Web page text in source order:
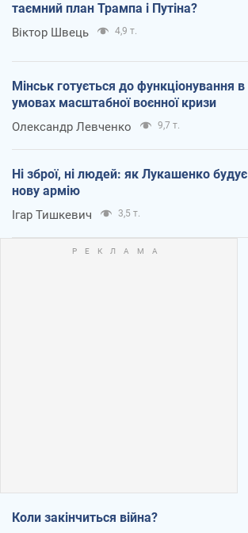
таємний план Трампа і Путіна?
Віктор Швець 4,9 т.
Мінськ готується до функціонування в
умовах масштабної воєнної кризи
Олександр Левченко 9,7 т.
Ні зброї, ні людей: як Лукашенко будує
нову армію
Ігар Тишкевич 3,5 т.
Коли закінчиться війна?